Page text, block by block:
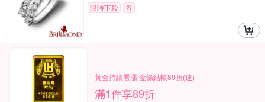
限時下殺 券
黃金持續看漲 金條結帳89折(速)
滿1件享89折